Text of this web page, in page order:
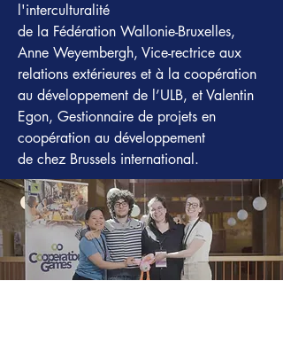
l'interculturalité
de la Fédération Wallonie-Bruxelles,
Anne Weyembergh, Vice-rectrice aux
relations extérieures et à la coopération
au développement de l’ULB, et Valentin
Egon, Gestionnaire de projets en
coopération au développement
de chez Brussels international.